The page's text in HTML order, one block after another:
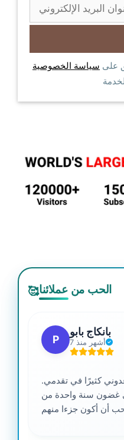
على سياسة الخصوصية
🥰الحب من عملائنا
P
بانكاج بابو
7 أشهر منذ
كثيرًا في تقدمي.
غضون سنة واحدة من